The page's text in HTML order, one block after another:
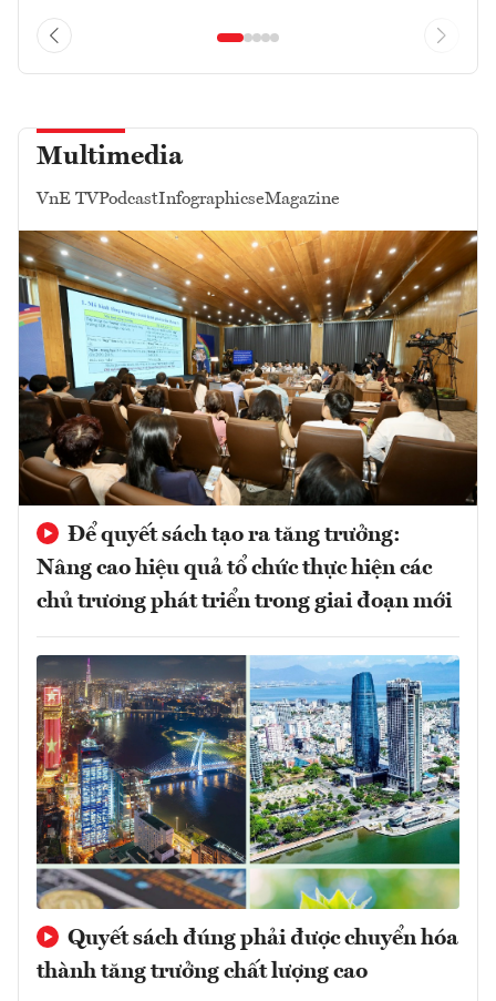
Multimedia
VnE TVPodcastInfographicseMagazine
Để quyết sách tạo ra tăng trưởng:
Nâng cao hiệu quả tổ chức thực hiện các
chủ trương phát triển trong giai đoạn mới
Quyết sách đúng phải được chuyển hóa
thành tăng trưởng chất lượng cao